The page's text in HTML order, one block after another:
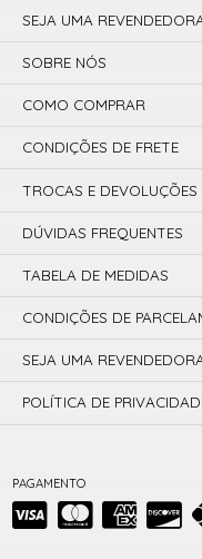
PAGAMENTO
SEJA UMA
SOBRE NÓS
COMO COMPRAR
CONDIÇÕES DE FRETE
TROCAS E DEVOLUÇÕES
DÚVIDAS FREQUENTES
TABELA DE MEDIDAS
CONDIÇÕES DE
SEJA UMA
POLÍTICA DE